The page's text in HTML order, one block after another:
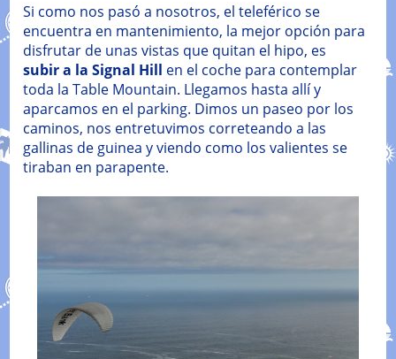
Si como nos pasó a nosotros, el teleférico se
encuentra en mantenimiento, la mejor opción para
disfrutar de unas vistas que quitan el hipo, es
subir a la Signal Hill en el coche para contemplar
toda la Table Mountain. Llegamos hasta allí y
aparcamos en el parking. Dimos un paseo por los
caminos, nos entretuvimos correteando a las
gallinas de guinea y viendo como los valientes se
tiraban en parapente.